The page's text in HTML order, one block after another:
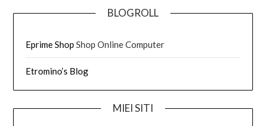
BLOGROLL
Eprime Shop Shop Online Computer
Etromino’s Blog
MIEI SITI